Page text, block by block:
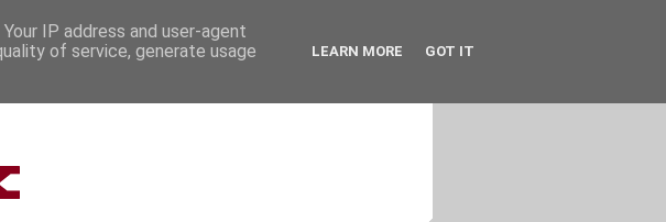
IP address and user-agent
of service, generate usage
LEARN MORE GOT IT